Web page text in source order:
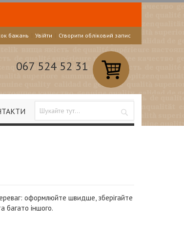
бажань Увійти Створити обліковий запис
067 524 52 31
оформлюйте швидше, зберігайте
багато іншого.